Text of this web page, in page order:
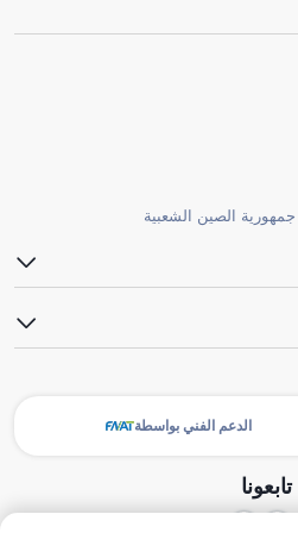
الدعم الفني بواسطة
تابعونا